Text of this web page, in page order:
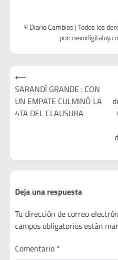
Navegación
de
entradas
⟵
SARANDÍ GRANDE : CON
UN EMPATE CULMINÓ LA
4TA DEL CLAUSURA
Deja una respuesta
Tu dirección de correo
campos obligatorios están
Comentario *